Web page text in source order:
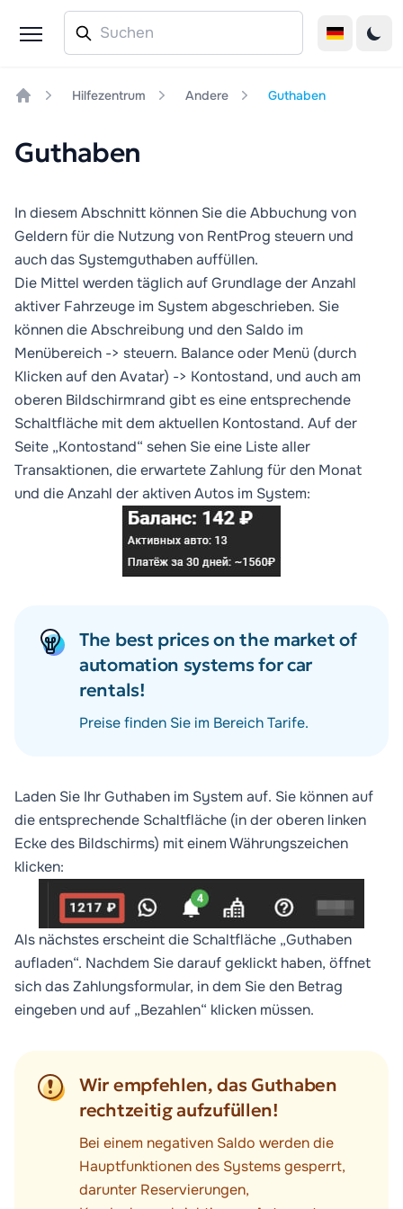
Hilfezentrum Andere Guthaben
Guthaben
In diesem Abschnitt können Sie die Abbuchung von
Geldern für die Nutzung von RentProg steuern und
auch das Systemguthaben auffüllen.
Die Mittel werden täglich auf Grundlage der Anzahl
aktiver Fahrzeuge im System abgeschrieben. Sie
können die Abschreibung und den Saldo im
Menübereich -> steuern. Balance oder Menü (durch
Klicken auf den Avatar) -> Kontostand, und auch am
oberen Bildschirmrand gibt es eine entsprechende
Schaltfläche mit dem aktuellen Kontostand. Auf der
Seite „Kontostand“ sehen Sie eine Liste aller
Transaktionen, die erwartete Zahlung für den Monat
und die Anzahl der aktiven Autos im System:
The best prices on the market of
automation systems for car
rentals!
Preise finden Sie im BereichTarife.
Laden Sie Ihr Guthaben im System auf. Sie können auf
die entsprechende Schaltfläche (in der oberen linken
Ecke des Bildschirms) mit einem Währungszeichen
klicken:
Als nächstes erscheint die Schaltfläche „Guthaben
aufladen“. Nachdem Sie darauf geklickt haben, öffnet
sich das Zahlungsformular, in dem Sie den Betrag
eingeben und auf „Bezahlen“ klicken müssen.
Wir empfehlen, das Guthaben
rechtzeitig aufzufüllen!
Bei einem negativen Saldo werden die
Hauptfunktionen des Systems gesperrt,
darunter Reservierungen,